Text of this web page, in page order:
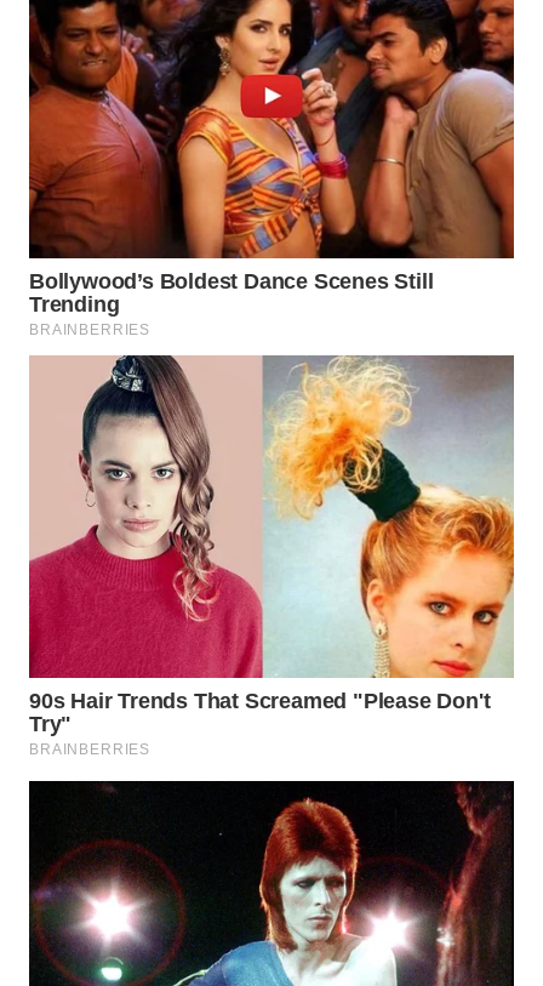
WN
KARAWANG
BEKASI
WN
BOGOR
WN
WN
TAPANULI
UTARA
WN
SAMOSIR
WN
PADANG
LAWAS
SUMEDANG
CIANJUR
WN
KEPULAUAN
SERIBU